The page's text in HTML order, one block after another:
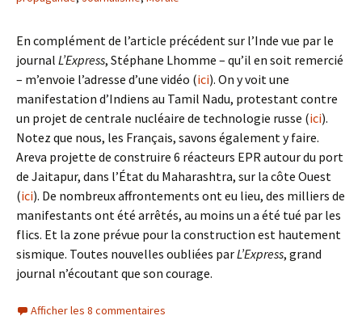
En complément de l’article précédent sur l’Inde vue par le
journal L’Express, Stéphane Lhomme – qu’il en soit remercié
– m’envoie l’adresse d’une vidéo (ici). On y voit une
manifestation d’Indiens au Tamil Nadu, protestant contre
un projet de centrale nucléaire de technologie russe (ici).
Notez que nous, les Français, savons également y faire.
Areva projette de construire 6 réacteurs EPR autour du port
de Jaitapur, dans l’État du Maharashtra, sur la côte Ouest
(ici). De nombreux affrontements ont eu lieu, des milliers de
manifestants ont été arrêtés, au moins un a été tué par les
flics. Et la zone prévue pour la construction est hautement
sismique. Toutes nouvelles oubliées parL’Express, grand
journal n’écoutant que son courage.
Afficher les 8 commentaires